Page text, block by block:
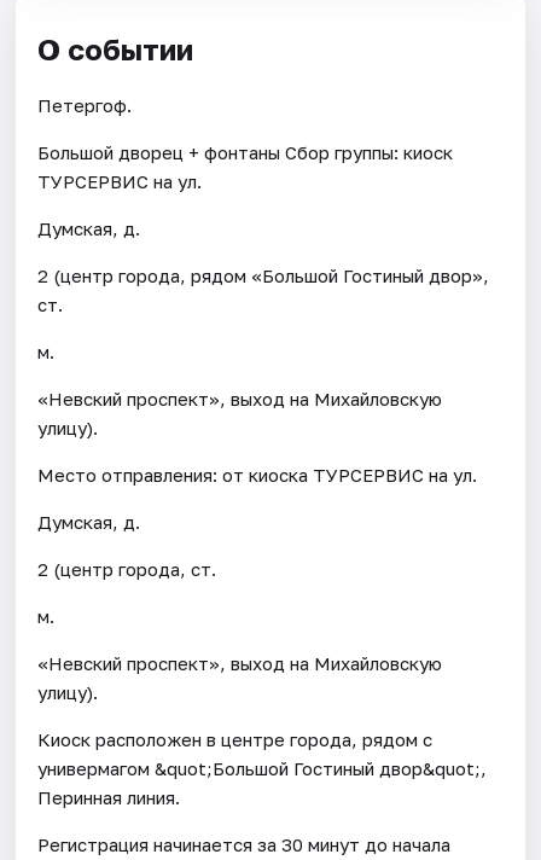
О событии
Петергоф.
Большой дворец + фонтаны Сбор группы: киоск
ТУРСЕРВИС на ул.
Думская, д.
2 (центр города, рядом «Большой Гостиный двор»,
ст.
м.
«Невский проспект», выход на Михайловскую
улицу).
Место отправления: от киоска ТУРСЕРВИС на ул.
Думская, д.
2 (центр города, ст.
м.
«Невский проспект», выход на Михайловскую
улицу).
Киоск расположен в центре города, рядом с
универмагом &quot;Большой Гостиный двор&quot;,
Перинная линия.
Регистрация начинается за 30 минут до начала